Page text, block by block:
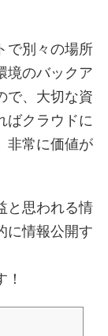
で別々の場所
境のバックア
で、大切な資
ばクラウドに
非常に価値が
と思われる情
に情報公開す